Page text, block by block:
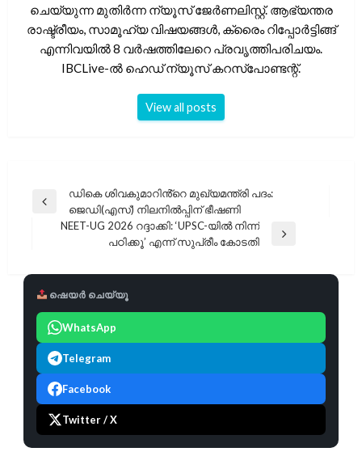
ചെയ്യുന്ന മുതിർന്ന ന്യൂസ് ജേർണലിസ്റ്റ്. ആഭ്യന്തര
രാഷ്ട്രീയം, സാമൂഹ്യ വിഷയങ്ങൾ, ക്രൈം റിപ്പോർട്ടിങ്ങ്
എന്നിവയിൽ 8 വർഷത്തിലേറെ പ്രവൃത്തിപരിചയം.
IBCLive-ൽ ഹെഡ് ന്യൂസ് കറസ്പോണ്ടന്റ്.
View all posts
പോസ്റ്റുകളിലൂടെ
Previous
ഡികെ ശിവകുമാറിൻ്റെ മുഖ്യമന്ത്രി പദം:
ജെഡി(എസ്) നിലനിൽപ്പിന് ഭീഷണി
NEET-UG 2026 റദ്ദാക്കി: ‘UPSC-യിൽ നിന്ന്
പഠിക്കൂ’ എന്ന് സുപ്രീം കോടതി
ഷെയർ ചെയ്യൂ
WhatsApp
Telegram
Facebook
Twitter / X